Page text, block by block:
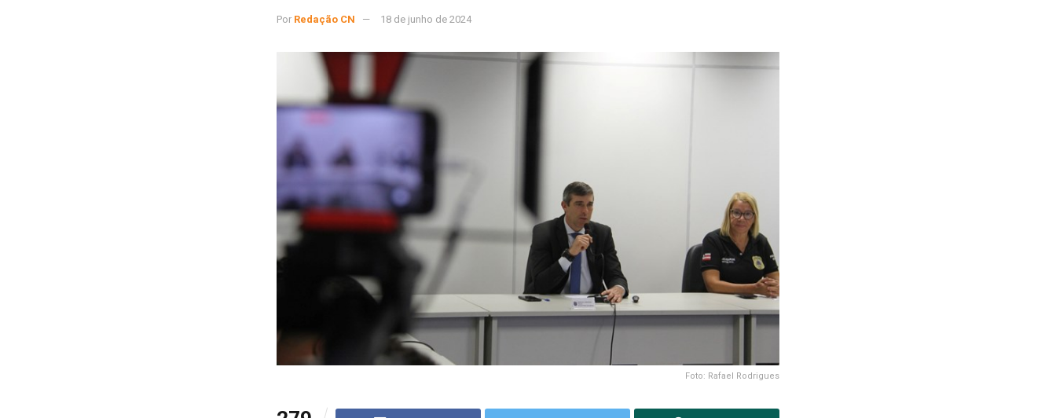
Por Redação CN 18 de junho de 2024
Foto: Rafael Rodrigues